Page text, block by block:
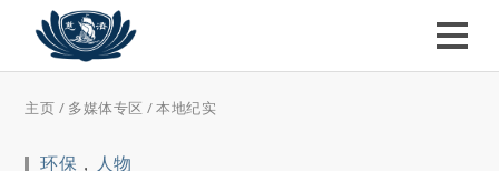
主页 / 多媒体专区 /本地纪实
环保 ， 人物